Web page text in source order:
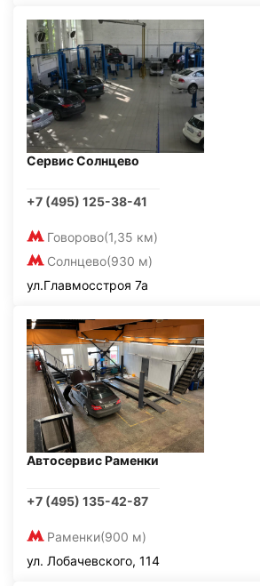
Сервис Солнцево
+7 (495) 125-38-41
Говорово(1,35 км)
Солнцево(930 м)
ул.Главмосстроя 7а
Автосервис Раменки
+7 (495) 135-42-87
Раменки(900 м)
ул. Лобачевского, 114